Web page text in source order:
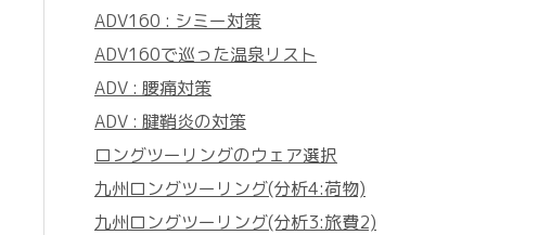
ADV160 : シミー対策
ADV160で巡った温泉リスト
ADV : 腰痛対策
ADV : 腱鞘炎の対策
ロングツーリングのウェア選択
九州ロングツーリング(分析4:荷物)
九州ロングツーリング(分析3:旅費2)